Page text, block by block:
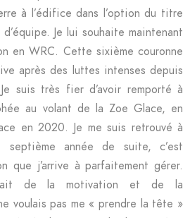
à l’édifice dans l’option du titre
Je lui souhaite maintenant
en WRC. Cette sixième couronne
après des luttes intenses depuis
suis très fier d’avoir remporté à
au volant de la Zoe Glace, en
en 2020. Je me suis retrouvé à
année de suite, c’est
que j’arrive à parfaitement gérer.
de la motivation et de la
voulais pas me « prendre la tête »